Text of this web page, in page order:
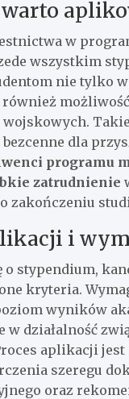
w
wszystkim
nie tylko
również
dla
programu
zatrudnienie
zakończeniu
i
o stypendium,
kryteria.
wyników
w działalność
aplikacji jest
szeregu
oraz